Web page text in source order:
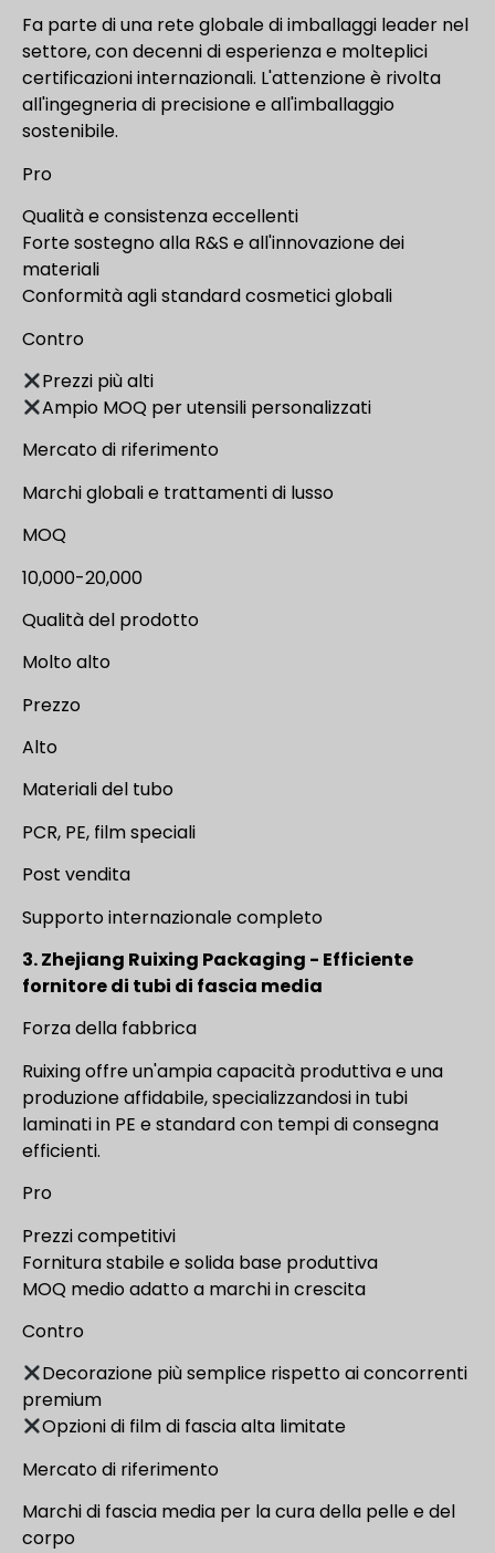
Fa parte di una rete globale di imballaggi leader nel
settore, con decenni di esperienza e molteplici
certificazioni internazionali. L'attenzione è rivolta
all'ingegneria di precisione e all'imballaggio
sostenibile.
Pro
Qualità e consistenza eccellenti
Forte sostegno alla R&S e all'innovazione dei
materiali
Conformità agli standard cosmetici globali
Contro
Prezzi più alti
Ampio MOQ per utensili personalizzati
Mercato di riferimento
Marchi globali e trattamenti di lusso
MOQ
10,000-20,000
Qualità del prodotto
Molto alto
Prezzo
Alto
Materiali del tubo
PCR, PE, film speciali
Post vendita
Supporto internazionale completo
3. Zhejiang Ruixing Packaging - Efficiente
fornitore di tubi di fascia media
Forza della fabbrica
Ruixing offre un'ampia capacità produttiva e una
produzione affidabile, specializzandosi in tubi
laminati in PE e standard con tempi di consegna
efficienti.
Pro
Prezzi competitivi
Fornitura stabile e solida base produttiva
MOQ medio adatto a marchi in crescita
Contro
Decorazione più semplice rispetto ai concorrenti
premium
Opzioni di film di fascia alta limitate
Mercato di riferimento
Marchi di fascia media per la cura della pelle e del
corpo